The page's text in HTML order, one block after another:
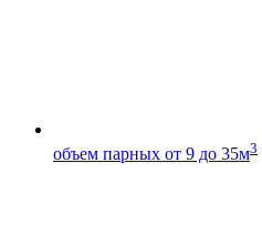
объем парных от 9 до 35м3